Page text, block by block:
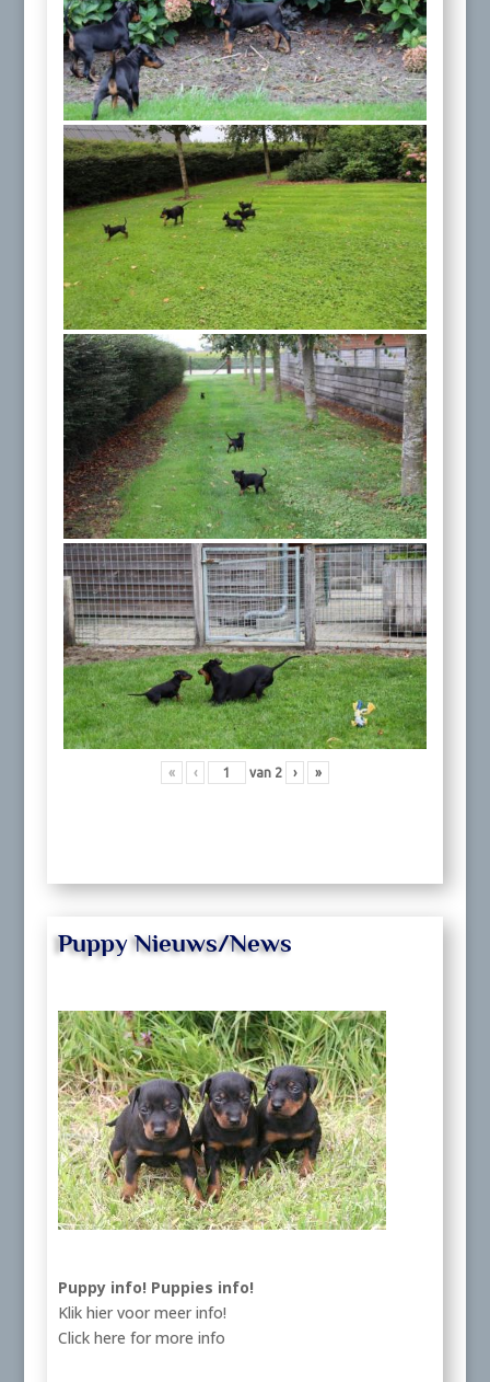
« ‹ van 2 › »
Puppy Nieuws/News
Puppy info! Puppies info!
Klik hier voor meer info!
Click here for more info